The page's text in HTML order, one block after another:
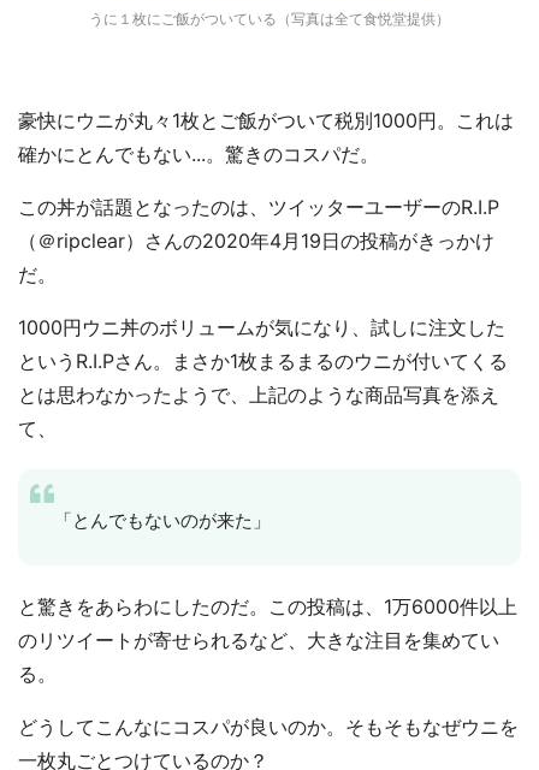
うに１枚にご飯がついている（写真は全て食悦堂提供）
豪快にウニが丸々1枚とご飯がついて税別1000円。これは
確かにとんでもない...。驚きのコスパだ。
この丼が話題となったのは、ツイッターユーザーのR.I.P
（＠ripclear）さんの2020年4月19日の投稿がきっかけ
だ。
1000円ウニ丼のボリュームが気になり、試しに注文した
というR.I.Pさん。まさか1枚まるまるのウニが付いてくる
とは思わなかったようで、上記のような商品写真を添え
て、
「とんでもないのが来た」
と驚きをあらわにしたのだ。この投稿は、1万6000件以上
のリツイートが寄せられるなど、大きな注目を集めてい
る。
どうしてこんなにコスパが良いのか。そもそもなぜウニを
一枚丸ごとつけているのか？